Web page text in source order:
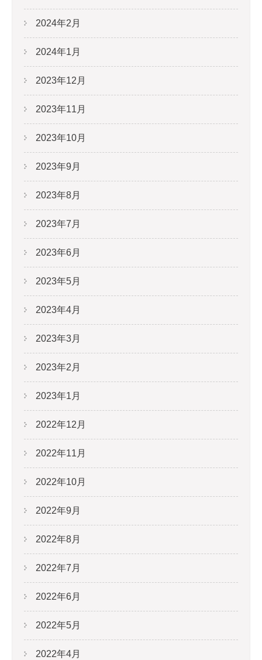
2024年2月
2024年1月
2023年12月
2023年11月
2023年10月
2023年9月
2023年8月
2023年7月
2023年6月
2023年5月
2023年4月
2023年3月
2023年2月
2023年1月
2022年12月
2022年11月
2022年10月
2022年9月
2022年8月
2022年7月
2022年6月
2022年5月
2022年4月